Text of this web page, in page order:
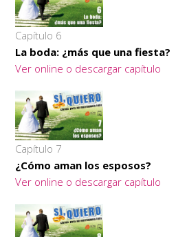
Capítulo 6
La boda: ¿más que una fiesta?
Ver online o descargar capítulo
Capítulo 7
¿Cómo aman los esposos?
Ver online o descargar capítulo